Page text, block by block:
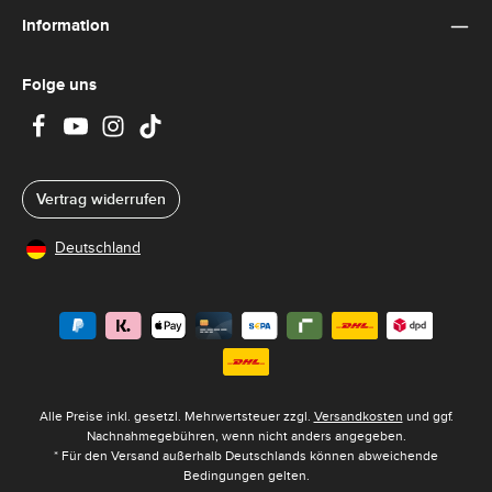
Information
Folge uns
Vertrag widerrufen
Deutschland
Alle Preise inkl. gesetzl. Mehrwertsteuer zzgl. Versandkosten und ggf.
Nachnahmegebühren, wenn nicht anders angegeben.
* Für den Versand außerhalb Deutschlands können abweichende
Bedingungen gelten.